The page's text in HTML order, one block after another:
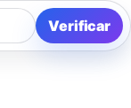
Verificar